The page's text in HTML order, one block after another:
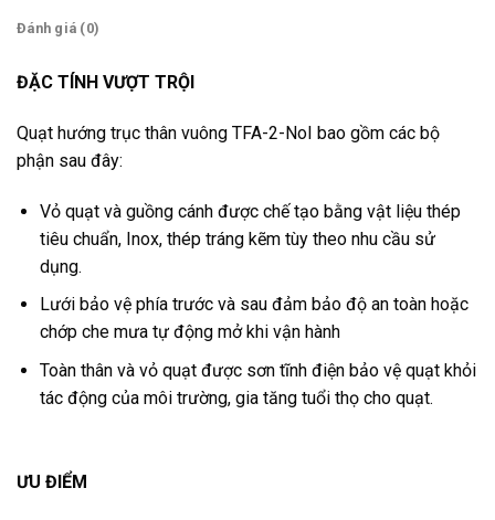
Đánh giá (0)
ĐẶC TÍNH VƯỢT TRỘI
Quạt hướng trục thân vuông TFA-2-NoI bao gồm các bộ
phận sau đây:
Vỏ quạt và guồng cánh được chế tạo bằng vật liệu thép
tiêu chuẩn, Inox, thép tráng kẽm tùy theo nhu cầu sử
dụng.
Lưới bảo vệ phía trước và sau đảm bảo độ an toàn hoặc
chớp che mưa tự động mở khi vận hành
Toàn thân và vỏ quạt được sơn tĩnh điện bảo vệ quạt khỏi
tác động của môi trường, gia tăng tuổi thọ cho quạt.
ƯU ĐIỂM